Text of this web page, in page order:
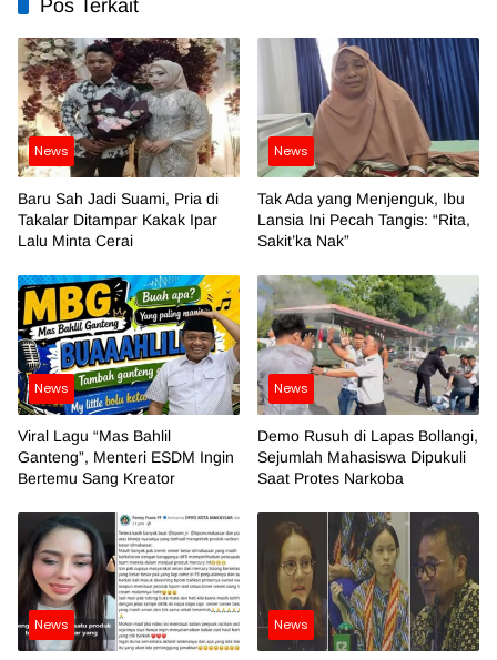
Pos Terkait
News
Baru Sah Jadi Suami, Pria di
Takalar Ditampar Kakak Ipar
Lalu Minta Cerai
News
Tak Ada yang Menjenguk, Ibu
Lansia Ini Pecah Tangis: “Rita,
Sakit’ka Nak”
News
Viral Lagu “Mas Bahlil
Ganteng”, Menteri ESDM Ingin
Bertemu Sang Kreator
News
Demo Rusuh di Lapas Bollangi,
Sejumlah Mahasiswa Dipukuli
Saat Protes Narkoba
News News